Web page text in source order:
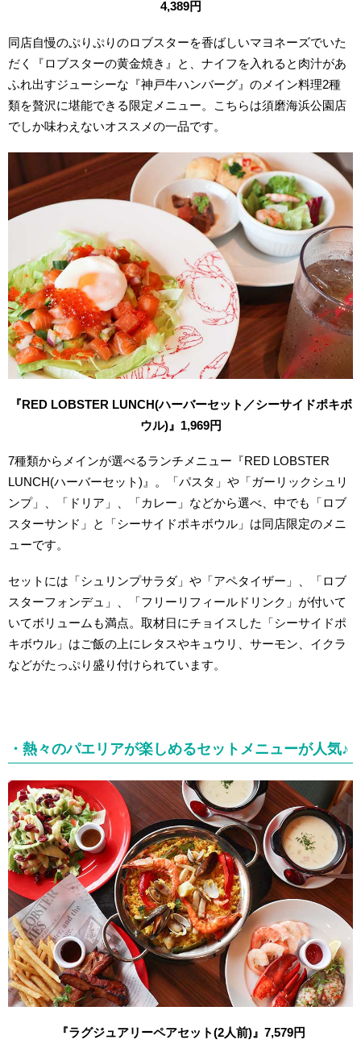
4,389円
同店自慢のぷりぷりのロブスターを香ばしいマヨネーズでいた
だく『ロブスターの黄金焼き』と、ナイフを入れると肉汁があ
ふれ出すジューシーな『神戸牛ハンバーグ』のメイン料理2種
類を贅沢に堪能できる限定メニュー。こちらは須磨海浜公園店
でしか味わえないオススメの一品です。
『RED LOBSTER LUNCH(ハーバーセット／シーサイドポキボ
ウル)』1,969円
7種類からメインが選べるランチメニュー『RED LOBSTER
LUNCH(ハーバーセット)』。「パスタ」や「ガーリックシュリ
ンプ」、「ドリア」、「カレー」などから選べ、中でも「ロブ
スターサンド」と「シーサイドポキボウル」は同店限定のメニ
ューです。
セットには「シュリンプサラダ」や「アペタイザー」、「ロブ
スターフォンデュ」、「フリーリフィールドリンク」が付いて
いてボリュームも満点。取材日にチョイスした「シーサイドポ
キボウル」はご飯の上にレタスやキュウリ、サーモン、イクラ
などがたっぷり盛り付けられています。
・熱々のパエリアが楽しめるセットメニューが人気♪
『ラグジュアリーペアセット(2人前)』7,579円